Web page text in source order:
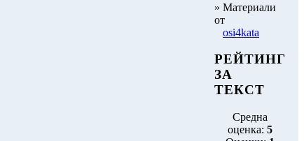
» Материали
от
osi4kata
РЕЙТИНГ
ЗА
ТЕКСТ
Средна
оценка: 5